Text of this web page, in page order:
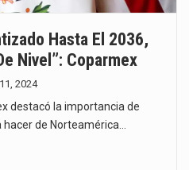
Hasta El 2036,
Nivel”: Coparmex
2024
destacó la importancia de
hacer de Norteamérica…